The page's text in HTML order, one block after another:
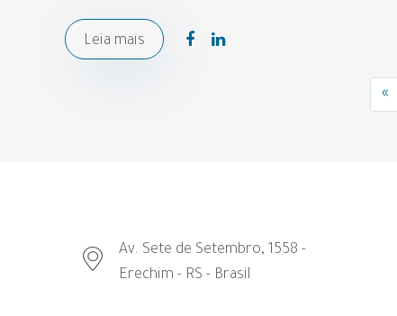
Leia mais
«
Av. Sete de Setembro, 1558 -
Erechim - RS - Brasil